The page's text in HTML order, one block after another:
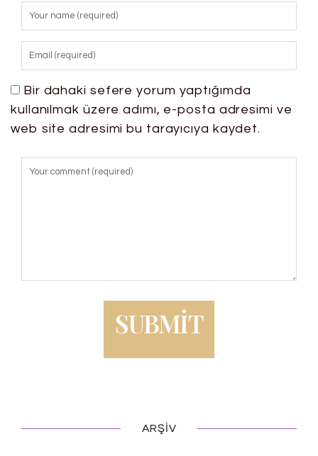
Bir dahaki sefere yorum yaptığımda
kullanılmak üzere adımı, e-posta adresimi ve
web site adresimi bu tarayıcıya kaydet.
ARŞIV